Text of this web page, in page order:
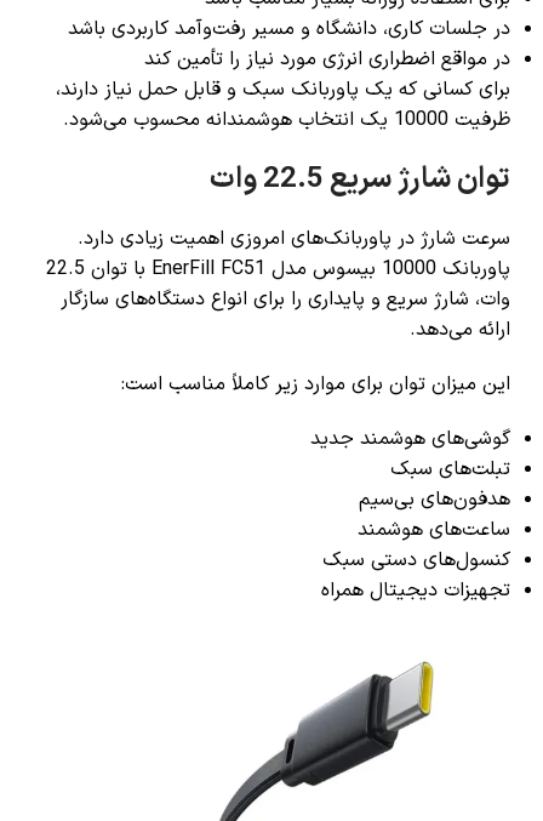
در جلسات کاری، دانشگاه و مسیر رفت‌وآمد کاربردی باشد
در مواقع اضطراری انرژی مورد نیاز را تأمین کند
برای کسانی که یک پاوربانک سبک و قابل حمل نیاز دارند،
ظرفیت 10000 یک انتخاب هوشمندانه محسوب می‌شود.
توان شارژ سریع 22.5 وات
سرعت شارژ در پاوربانک‌های امروزی اهمیت زیادی دارد.
پاوربانک 10000 بیسوس مدل EnerFill FC51 با توان 22.5
وات، شارژ سریع و پایداری را برای انواع دستگاه‌های سازگار
ارائه می‌دهد.
این میزان توان برای موارد زیر کاملاً مناسب است:
گوشی‌های هوشمند جدید
تبلت‌های سبک
هدفون‌های بی‌سیم
ساعت‌های هوشمند
کنسول‌های دستی سبک
تجهیزات دیجیتال همراه